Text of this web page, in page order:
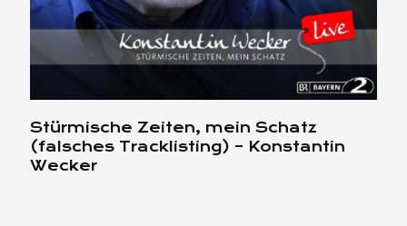
Stürmische Zeiten, mein Schatz
(falsches Tracklisting) – Konstantin
Wecker